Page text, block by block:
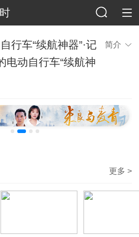
行车“续航神器”·记
电动自行车“续航神
简介
更多 >